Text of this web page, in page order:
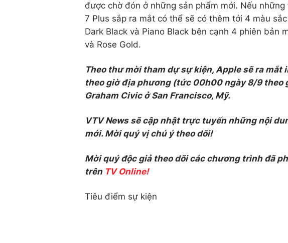
được chờ đón ở những sản phẩm mới. Nếu
7 Plus sắp ra mắt có thể sẽ có thêm tới 4 màu
Dark Black và Piano Black bên cạnh 4 phiên bản
và Rose Gold.
Theo thư mời tham dự sự kiện, Apple sẽ ra mắt
theo giờ địa phương (tức 00h00 ngày 8/9 theo
Graham Civic ở San Francisco, Mỹ.
VTV News sẽ cập nhật trực tuyến những nội
mới. Mời quý vị chú ý theo dõi!
Mời quý độc giả theo dõi các chương trình đã
trên TV Online!
Tiêu điểm sự kiện